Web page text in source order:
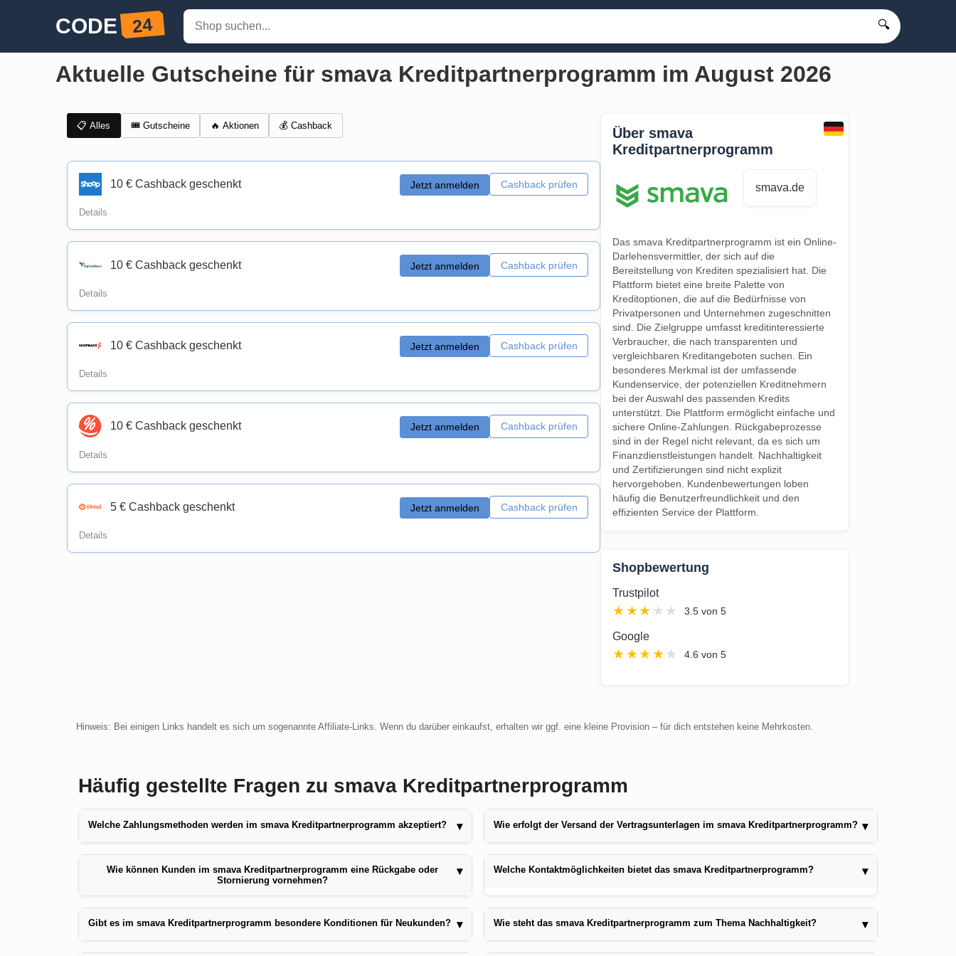
🔍
Aktuelle Gutscheine für smava Kreditpartnerprogramm im August 2026
📋 Alles 🎟️ Gutscheine 🔥 Aktionen 💰 Cashback
10 € Cashback geschenkt Jetzt anmelden Cashback prüfen
Details
10 € Cashback geschenkt Jetzt anmelden Cashback prüfen
Details
10 € Cashback geschenkt Jetzt anmelden Cashback prüfen
Details
10 € Cashback geschenkt Jetzt anmelden Cashback prüfen
Details
5 € Cashback geschenkt Jetzt anmelden Cashback prüfen
Details
Über smava
Kreditpartnerprogramm
smava.de
Das smava Kreditpartnerprogramm ist ein Online-
Darlehensvermittler, der sich auf die
Bereitstellung von Krediten spezialisiert hat. Die
Plattform bietet eine breite Palette von
Kreditoptionen, die auf die Bedürfnisse von
Privatpersonen und Unternehmen zugeschnitten
sind. Die Zielgruppe umfasst kreditinteressierte
Verbraucher, die nach transparenten und
vergleichbaren Kreditangeboten suchen. Ein
besonderes Merkmal ist der umfassende
Kundenservice, der potenziellen Kreditnehmern
bei der Auswahl des passenden Kredits
unterstützt. Die Plattform ermöglicht einfache und
sichere Online-Zahlungen. Rückgabeprozesse
sind in der Regel nicht relevant, da es sich um
Finanzdienstleistungen handelt. Nachhaltigkeit
und Zertifizierungen sind nicht explizit
hervorgehoben. Kundenbewertungen loben
häufig die Benutzerfreundlichkeit und den
effizienten Service der Plattform.
Shopbewertung
Trustpilot
★★★ ★ ★ 3.5 von 5
Google
★★★★ ★ 4.6 von 5
Hinweis: Bei einigen Links handelt es sich um sogenannte Affiliate-Links. Wenn du darüber einkaufst, erhalten wir ggf. eine kleine Provision – für dich entstehen keine Mehrkosten.
Häufig gestellte Fragen zu smava Kreditpartnerprogramm
Welche Zahlungsmethoden werden im smava Kreditpartnerprogramm akzeptiert? ▾ Wie erfolgt der Versand der Vertragsunterlagen im smava Kreditpartnerprogramm? ▾
Wie können Kunden im smava Kreditpartnerprogramm eine Rückgabe oder
Stornierung vornehmen?
▾ Welche Kontaktmöglichkeiten bietet das smava Kreditpartnerprogramm? ▾
Gibt es im smava Kreditpartnerprogramm besondere Konditionen für Neukunden? ▾ Wie steht das smava Kreditpartnerprogramm zum Thema Nachhaltigkeit? ▾